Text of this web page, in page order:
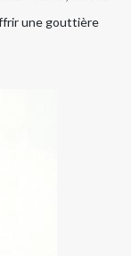
une gouttière